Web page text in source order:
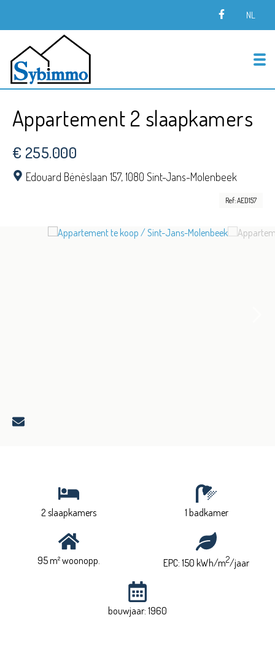
NL
Appartement 2 slaapkamers
€ 255.000
Edouard Bénèslaan 157,1080 Sint-Jans-Molenbeek
Ref: AED157
2 slaapkamers 1 badkamer
95 m² woonopp. EPC: 150 kWh/m2/jaar
bouwjaar: 1960